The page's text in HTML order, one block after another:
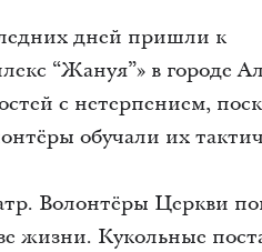
дней пришли к
“Жануя”» в городе
с нетерпением,
обучали их
Волонтёры Церкви
жизни. Кукольные